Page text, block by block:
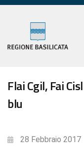
Flai Cgil, Fai
blu
28 Febbraio 2017